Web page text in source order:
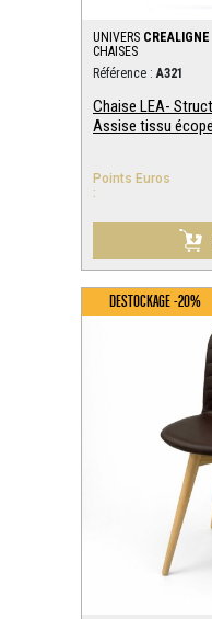
UNIVERS CREALIGNE
CHAISES
Référence :A321
Chaise LEA-
Assise tissu
Points Euros
:
DESTOCKAGE -20%